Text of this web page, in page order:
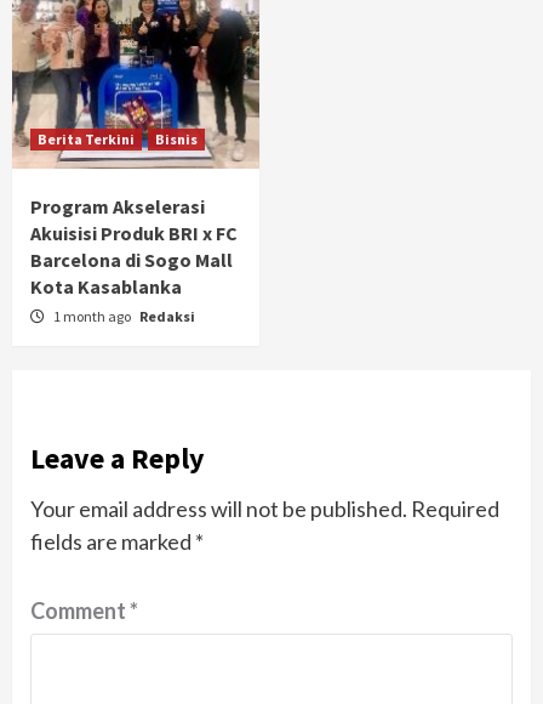
Berita Terkini Bisnis
Program Akselerasi
Akuisisi Produk BRI x FC
Barcelona di Sogo Mall
Kota Kasablanka
1 month ago Redaksi
Leave a Reply
Your email address will not be published. Required
fields are marked *
Comment*